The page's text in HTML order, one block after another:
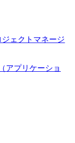
ェクトマネージ
アプリケーショ